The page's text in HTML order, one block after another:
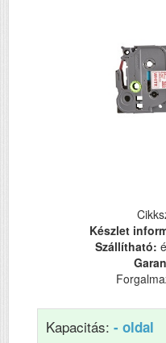
Készlet
Szállítható:
Kapacitás: - oldal